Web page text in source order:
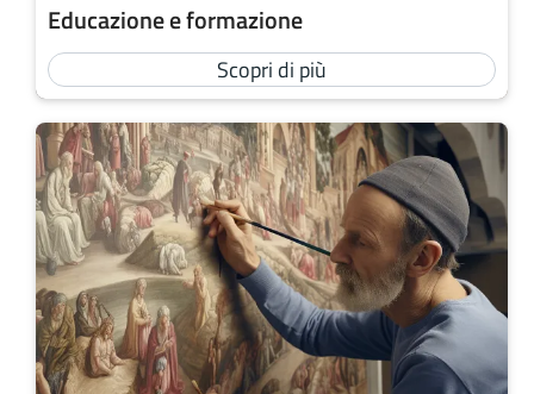
Educazione e formazione
Scopri di più